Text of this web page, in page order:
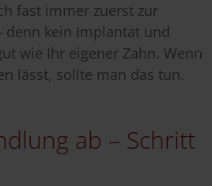
fast immer zuerst zur
denn kein Implantat und
wie Ihr eigener Zahn. Wenn
lässt, sollte man das tun.
ab – Schritt